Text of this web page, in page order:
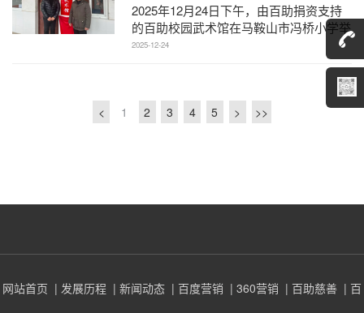
2025年12月24日下午，由百助捐资支持
的百助校园武术馆在马鞍山市冯桥小学举
行开馆仪式。市体育局王鹏处长、花山区
2025-12-24
< 1 2 3 4 5 > >>
网站首页 | 发展历程 | 新闻动态 | 百度营销 | 360营销 | 百助慈善 | 百